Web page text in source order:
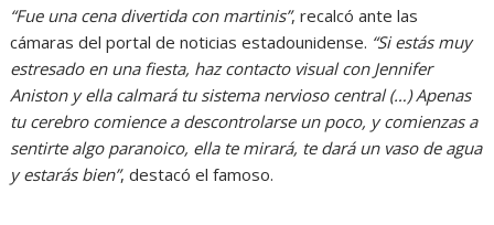
“Fue una cena divertida con martinis”, recalcó ante las
cámaras del portal de noticias estadounidense. “Si estás muy
estresado en una fiesta, haz contacto visual con Jennifer
Aniston y ella calmará tu sistema nervioso central (…) Apenas
tu cerebro comience a descontrolarse un poco, y comienzas a
sentirte algo paranoico, ella te mirará, te dará un vaso de agua
y estarás bien”, destacó el famoso.